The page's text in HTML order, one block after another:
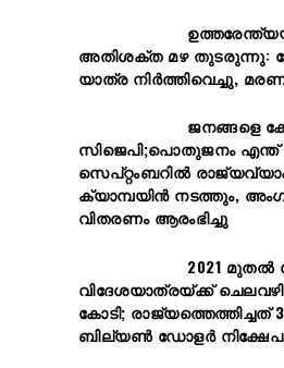
അതിശക്ത മഴ തുടരുന്നു:
യാത്ര നിർത്തിവെച്ചു,
ജനങ്ങളെ
സിജെപി;പൊതുജനം
സെപ്റ്റംബറിൽ
ക്യാമ്പയിൻ നടത്തും,
വിതരണം ആരംഭിച്ചു
2021 മുതൽ
വിദേശയാത്രയ്ക്ക്
കോടി; രാജ്യത്തെത്തിച്ചത്
ബില്യൺ ഡോളർ